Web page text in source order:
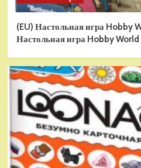
(EU) Настольная игра Hobby
Настольная игра Hobby World